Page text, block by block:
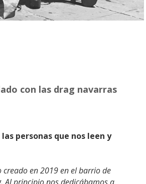
con las drag navarras
personas que nos leen y
creado en 2019 en el barrio de